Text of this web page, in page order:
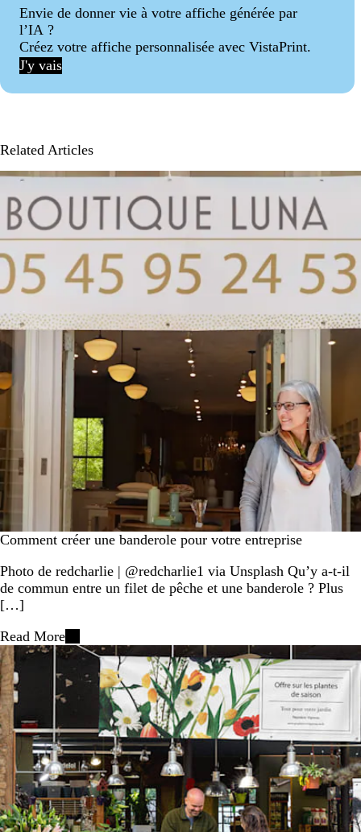
Envie de donner vie à votre affiche générée par
l’IA ?
Créez votre affiche personnalisée avec VistaPrint.
J'y vais
Related Articles
Comment créer une banderole pour votre entreprise
Photo de redcharlie | @redcharlie1 via Unsplash Qu’y a-t-il
de commun entre un filet de pêche et une banderole ? Plus
[…]
Read More